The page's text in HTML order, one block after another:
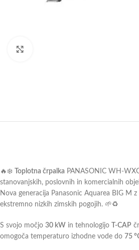
🔥❄️ Toplotna črpalka PANASONIC WH-
stanovanjskih, poslovnih in komercialnih
Nova generacija Panasonic Aquarea BIG M
ekstremno nizkih zimskih pogojih. 🌱♻️
S svojo močjo 30 kW in tehnologijo T-CAP
omogoča temperaturo izhodne vode do 75